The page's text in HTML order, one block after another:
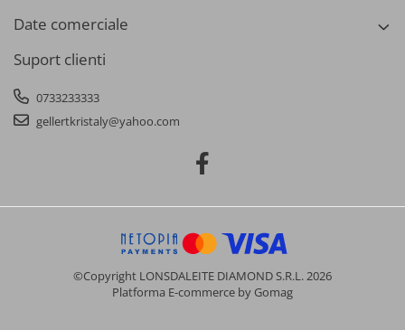
Surubelnite
Scule pentru gradinarit
Accesorii motocoasa
Despicator
Date comerciale
Suport clienti
0733233333
gellertkristaly@yahoo.com
©Copyright LONSDALEITE DIAMOND S.R.L. 2026
Platforma E-commerce by Gomag